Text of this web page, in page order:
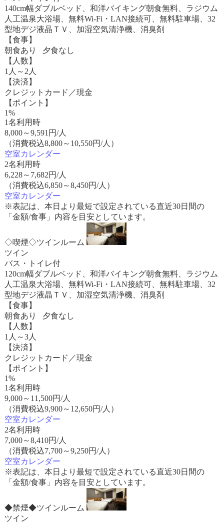
140cm幅ダブルベッド、和洋バイキング朝食無料、ラジウム
人工温泉大浴場、無料Wi-Fi・LAN接続可、無料駐車場、32
型地デジ液晶ＴＶ、加湿空気清浄機、消臭剤
【食事】
朝食あり 夕食なし
【人数】
1人～2人
【決済】
クレジットカード／現金
【ポイント】
1%
1名利用時
8,000～9,591 円/人
（消費税込8,800～10,550円/人）
空室カレンダー
2名利用時
6,228～ 7,682円/人
（消費税込6,850～8,450円/人）
空室カレンダー
※表記は、本日より最短で設定されている直近30日間の
「金額/食事」内容を目安としています。
◇喫煙◇ツインルーム
ツイン
バス・トイレ付
120cm幅ダブルベッド、和洋バイキング朝食無料、ラジウム
人工温泉大浴場、無料Wi-Fi・LAN接続可、無料駐車場、32
型地デジ液晶ＴＶ、加湿空気清浄機、消臭剤
【食事】
朝食あり 夕食なし
【人数】
1人～3人
【決済】
クレジットカード／現金
【ポイント】
1%
1名利用時
9,000～ 11,500円/人
（消費税込9,900～12,650円/人）
空室カレンダー
2名利用時
7,000～8,410円/人
（消費税込7,700～9,250円/人）
空室カレンダー
※表記は、本日より最短で設定されている直近30日間の
「金額/食事」内容を目安としています。
◆禁煙◆ツインルーム
ツイン